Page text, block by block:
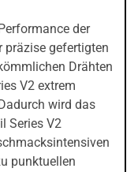
der
präzise gefertigten
Drähten
V2 extrem
wird das
Series V2
punktuellen